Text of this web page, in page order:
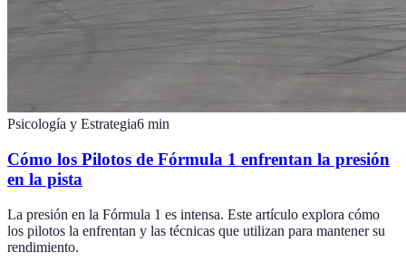
Psicología y Estrategia6 min
Cómo los Pilotos de Fórmula 1 enfrentan la presión
en la pista
La presión en la Fórmula 1 es intensa. Este artículo explora cómo
los pilotos la enfrentan y las técnicas que utilizan para mantener su
rendimiento.